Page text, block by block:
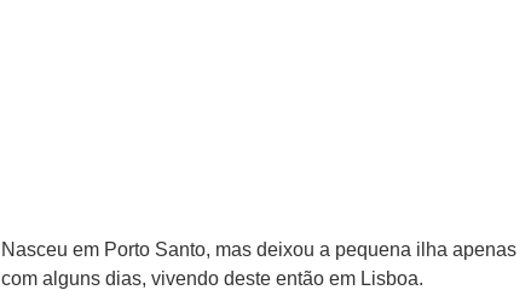
Nasceu em Porto Santo, mas deixou a pequena ilha apenas
com alguns dias, vivendo deste então em Lisboa.